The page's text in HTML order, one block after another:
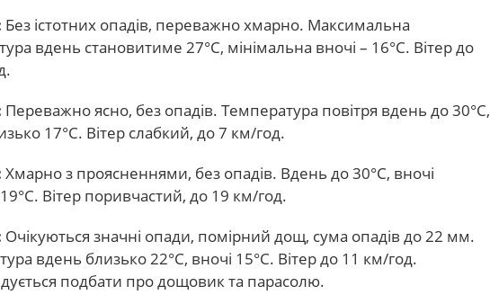
Без істотних опадів, переважно хмарно. Максимальна
вдень становитиме 27°C, мінімальна вночі – 16°C. Вітер до
Переважно ясно, без опадів. Температура повітря вдень до 30°C,
17°C. Вітер слабкий, до 7 км/год.
Хмарно з проясненнями, без опадів. Вдень до 30°C, вночі
Вітер поривчастий, до 19 км/год.
Очікуються значні опади, помірний дощ, сума опадів до 22 мм.
вдень близько 22°C, вночі 15°C. Вітер до 11 км/год.
подбати про дощовик та парасолю.